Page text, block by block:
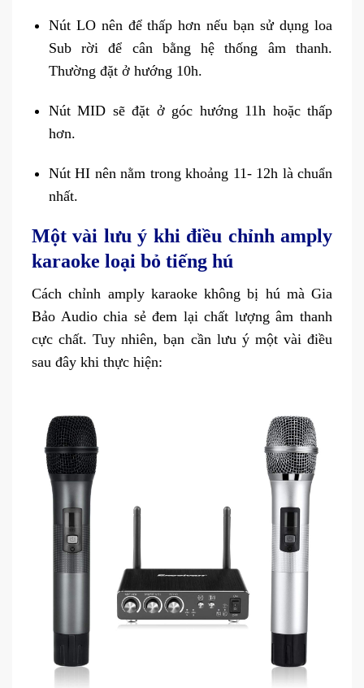
Nút LO nên để thấp hơn nếu bạn sử dụng loa
Sub rời để cân bằng hệ thống âm thanh.
Thường đặt ở hướng 10h.
Nút MID sẽ đặt ở góc hướng 11h hoặc thấp
hơn.
Nút HI nên nằm trong khoảng 11- 12h là chuẩn
nhất.
Một vài lưu ý khi điều chỉnh amply
karaoke loại bỏ tiếng hú
Cách chỉnh amply karaoke không bị hú mà Gia
Bảo Audio chia sẻ đem lại chất lượng âm thanh
cực chất. Tuy nhiên, bạn cần lưu ý một vài điều
sau đây khi thực hiện: